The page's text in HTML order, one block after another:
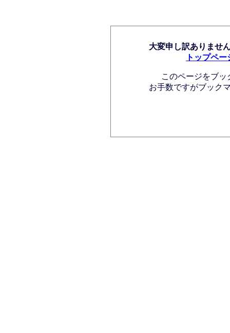
大変申し訳ありませ
トップペー
このページをブ
お手数ですがブック